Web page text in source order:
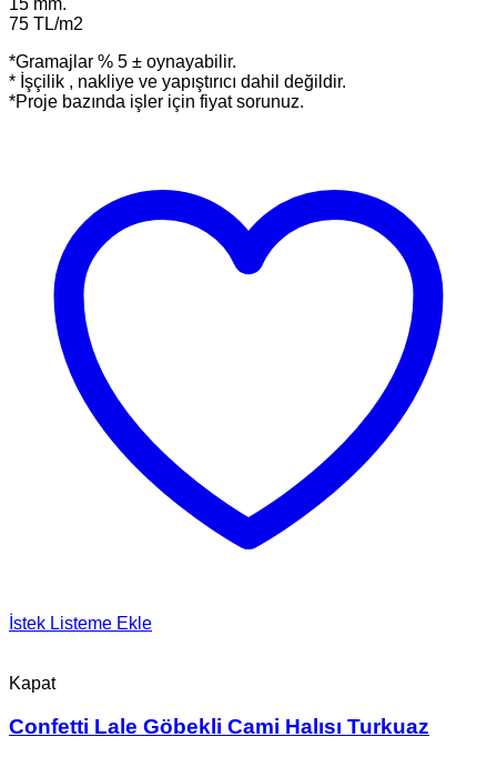
15 mm.
75 TL/m2
*Gramajlar % 5 ± oynayabilir.
* İşçilik , nakliye ve yapıştırıcı dahil değildir.
*Proje bazında işler için fiyat sorunuz.
İstek Listeme Ekle
Kapat
Confetti Lale Göbekli Cami Halısı Turkuaz